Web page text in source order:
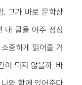
, 그가 바로 문학상
내 글을 아주 정성
중하게 읽어줄 거
이 되지 않을까. 바